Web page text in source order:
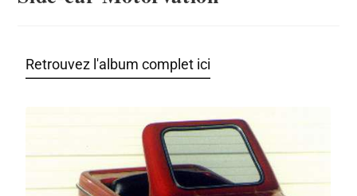
Retrouvez l'album complet ici